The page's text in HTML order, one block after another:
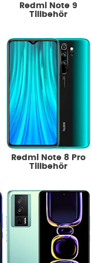
Redmi Note 9
Tillbehör
Redmi Note 8 Pro
Tillbehör